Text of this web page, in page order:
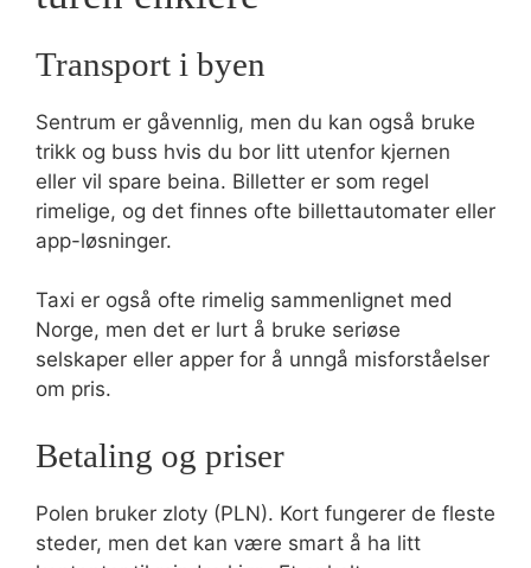
Transport i byen
Sentrum er gåvennlig, men du kan også bruke
trikk og buss hvis du bor litt utenfor kjernen
eller vil spare beina. Billetter er som regel
rimelige, og det finnes ofte billettautomater eller
app-løsninger.
Taxi er også ofte rimelig sammenlignet med
Norge, men det er lurt å bruke seriøse
selskaper eller apper for å unngå misforståelser
om pris.
Betaling og priser
Polen bruker zloty (PLN). Kort fungerer de fleste
steder, men det kan være smart å ha litt